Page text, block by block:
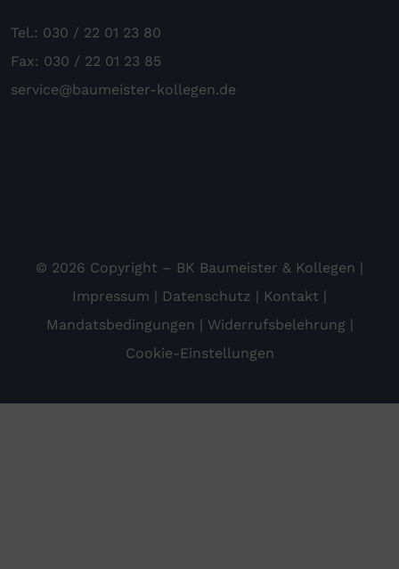
Tel.: 030 / 22 01 23 80
Fax: 030 / 22 01 23 85
service@baumeister-kollegen.de
© 2026 Copyright – BK Baumeister & Kollegen |
Impressum | Datenschutz | Kontakt |
Mandatsbedingungen | Widerrufsbelehrung |
Cookie-Einstellungen